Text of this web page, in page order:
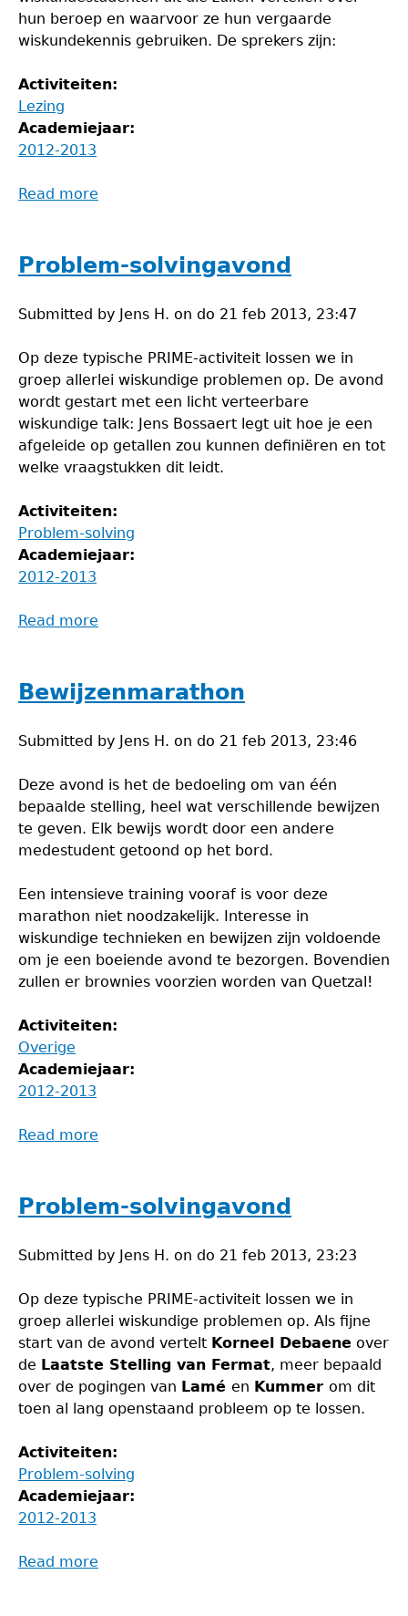
hun beroep en waarvoor ze hun vergaarde
wiskundekennis gebruiken. De sprekers zijn:
Activiteiten:
Lezing
Academiejaar:
2012-2013
Read more
&
Beroep
Problem-solvingavond
Submitted by Jens H. on do 21 feb 2013, 23:47
Op deze typische PRIME-activiteit lossen we in
groep allerlei wiskundige problemen op. De avond
wordt gestart met een licht verteerbare
wiskundige talk: Jens Bossaert legt uit hoe je een
afgeleide op getallen zou kunnen definiëren en tot
welke vraagstukken dit leidt.
Activiteiten:
Problem-solving
Academiejaar:
2012-2013
Read more
Bewijzenmarathon
Submitted by Jens H. on do 21 feb 2013, 23:46
Deze avond is het de bedoeling om van één
bepaalde stelling, heel wat verschillende bewijzen
te geven. Elk bewijs wordt door een andere
medestudent getoond op het bord.
Een intensieve training vooraf is voor deze
marathon niet noodzakelijk. Interesse in
wiskundige technieken en bewijzen zijn voldoende
om je een boeiende avond te bezorgen. Bovendien
zullen er brownies voorzien worden van Quetzal!
Activiteiten:
Overige
Academiejaar:
2012-2013
Read more
Problem-solvingavond
Submitted by Jens H. on do 21 feb 2013, 23:23
Op deze typische PRIME-activiteit lossen we in
groep allerlei wiskundige problemen op. Als fijne
start van de avond vertelt Korneel Debaene over
de Laatste Stelling van Fermat, meer bepaald
over de pogingen van Lamé en Kummer om dit
toen al lang openstaand probleem op te lossen.
Activiteiten:
Problem-solving
Academiejaar:
2012-2013
Read more